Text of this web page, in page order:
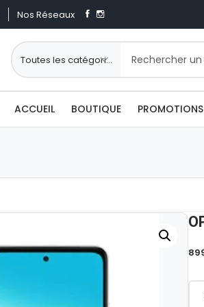
Nos Réseaux
ACCUEIL BOUTIQUE PROMOTIONS